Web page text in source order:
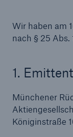
Wir haben am
nach § 25 Abs.
1.
Münchener
Königinstraße